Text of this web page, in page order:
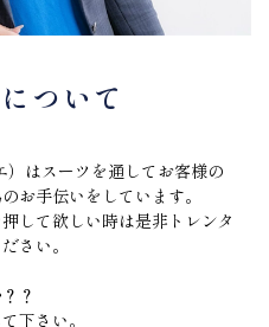
ついて
はスーツを通してお客様の
お手伝いをしています。
して欲しい時は是非トレンタ
さい。
？
下さい。